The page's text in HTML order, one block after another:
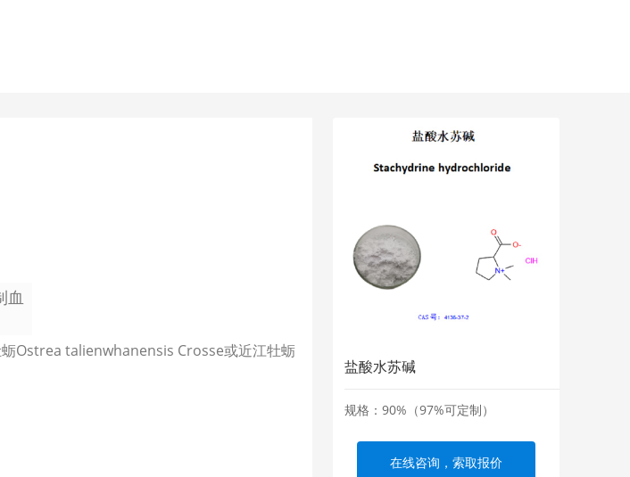
血
Ostrea talienwhanensis Crosse或近江牡蛎
盐酸水苏碱
规格：90%（97%可定制）
在线咨询，索取报价